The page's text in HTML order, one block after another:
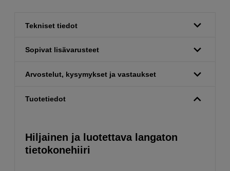
Tekniset tiedot
Sopivat lisävarusteet
Arvostelut, kysymykset ja vastaukset
Tuotetiedot
Hiljainen ja luotettava langaton
tietokonehiiri